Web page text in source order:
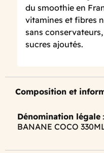
du smoothie en
vitamines et fibres
sans
sucres ajoutés.
Composition et
Dénomination légale
BANANE COCO